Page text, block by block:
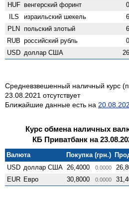
HUF венгерский форинт
ILS израильский шекель
PLN польский злотый
RUB российский рубль
USD доллар США
Средневзвешенный наличный курс
23.08.2021 отсутствует
Ближайшие данные есть на
Курс обмена наличных
КБ Приватбанк на
Валюта Покупка (грн.)
USD доллар США 26,4000 0.0000
EUR Евро 30,8000 0.0000